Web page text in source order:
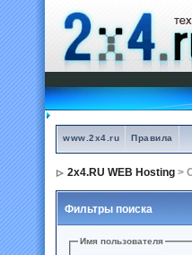
www.2x4.ru Правила
2x4.RU WEB Hosting >
Фильтры поиска
Имя пользователя